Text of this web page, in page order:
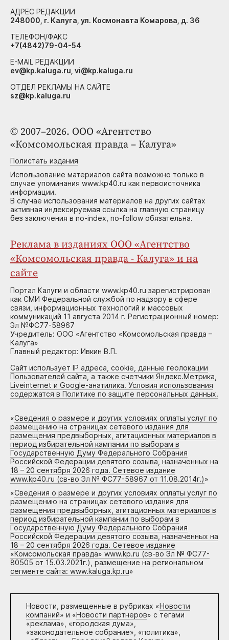
© 2007–2026. ООО «Агентство
«Комсомольская правда – Калуга»
Полистать издания
Использование материалов сайта возможно только в
случае упоминания www.kp40.ru как первоисточника
информации.
В случае использования материалов на других сайтах
активная индексируемая ссылка на главную страницу
без заключения в no-index, no-follow обязательна.
Реклама в изданиях ООО «Агентство
«Комсомольская правда - Калуга» и на
сайте
Портал Калуги и области www.kp40.ru зарегистрирован
как СМИ Федеральной службой по надзору в сфере
связи, информационных технологий и массовых
коммуникаций 11 августа 2014 г. Регистрационный номер:
Эл №ФС77-58967
Учредитель: ООО «Агентство «Комсомольская правда –
Калуга»
Главный редактор: Ивкин В.П.
Сайт использует IP адреса, cookie, данные геолокации
Пользователей сайта, а также счетчики Яндекс.Метрика,
Liveinternet и Google-анатилика. Условия использования
содержатся в Политике по защите персональных данных.
«Сведения о размере и других условиях оплаты услуг по
размещению на страницах сетевого издания для
размещения предвыборных, агитационных материалов в
период избирательной кампании по выборам в
Государственную Думу Федерального Собрания
Российской Федерации девятого созыва, назначенных на
18 – 20 сентября 2026 года. Сетевое издание
www.kp40.ru (св-во Эл № ФС77-58967 от 11.08.2014г.)»
«Сведения о размере и других условиях оплаты услуг по
размещению на страницах сетевого издания для
размещения предвыборных, агитационных материалов в
период избирательной кампании по выборам в
Государственную Думу Федерального Собрания
Российской Федерации девятого созыва, назначенных на
18 – 20 сентября 2026 года. Сетевое издание
«Комсомольская правда» www.kp.ru (св-во Эл № ФС77-
80505 от 15.03.2021г.), размещение на региональном
сегменте сайта: www.kaluga.kp.ru»
Новости, размещенные в рубриках «Новости
компаний» и «Новости партнеров» с тегами
«реклама», «городская дума»,
«законодательное собрание», «политика»,
АДРЕС РЕДАКЦИИ
248000, г. Калуга, ул. Космонавта Комарова, д. 36
ТЕЛЕФОН/ФАКС
+7(4842)79-04-54
E-MAIL РЕДАКЦИИ
ev@kp.kaluga.ru, vi@kp.kaluga.ru
ОТДЕЛ РЕКЛАМЫ НА САЙТЕ
sz@kp.kaluga.ru